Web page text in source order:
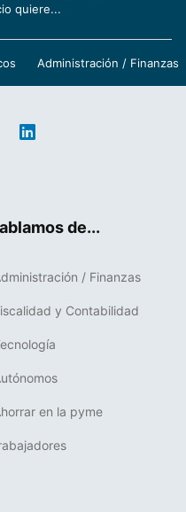
quiere...
Administración / Finanzas
de...
/ Finanzas
y Contabilidad
en la pyme